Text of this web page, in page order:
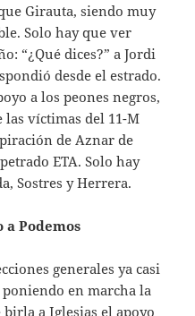
Girauta, siendo muy
Solo hay que ver
“¿Qué dices?” a Jordi
desde el estrado.
a los peones negros,
las víctimas del 11-M
de Aznar de
ETA. Solo hay
Sostres y Herrera.
a Podemos
generales ya casi
en marcha la
a Iglesias el apoyo